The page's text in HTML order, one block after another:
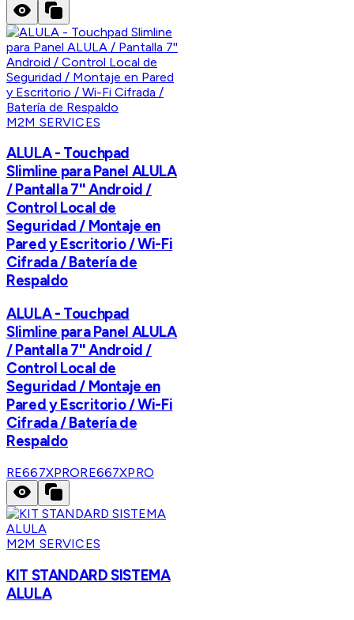
M2M SERVICES
ALULA - Touchpad
Slimline para Panel ALULA
/ Pantalla 7'' Android /
Control Local de
Seguridad / Montaje en
Pared y Escritorio / Wi-Fi
Cifrada / Batería de
Respaldo
ALULA - Touchpad
Slimline para Panel ALULA
/ Pantalla 7'' Android /
Control Local de
Seguridad / Montaje en
Pared y Escritorio / Wi-Fi
Cifrada / Batería de
Respaldo
RE667XPRORE667XPRO
M2M SERVICES
KIT STANDARD SISTEMA
ALULA